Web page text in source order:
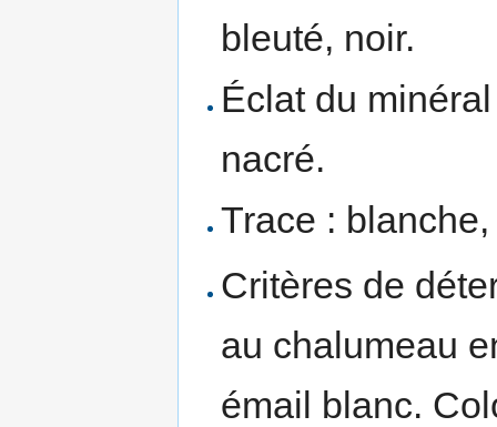
bleuté, noir.
Éclat du
nacré.
Trace :
Critères de
au chalumeau
émail blanc.